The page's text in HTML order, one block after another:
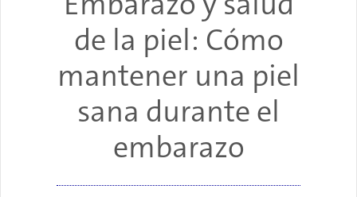
de la piel: Cómo
mantener una piel
sana durante el
embarazo